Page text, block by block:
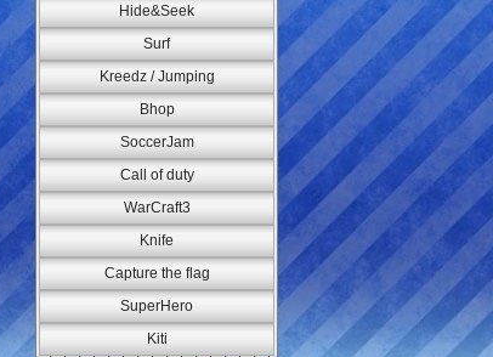
Hide&Seek
Surf
Kreedz / Jumping
Bhop
SoccerJam
Call of duty
WarCraft3
Knife
Capture the flag
SuperHero
Kiti